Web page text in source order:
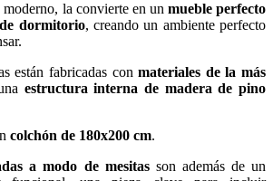
la convierte en un mueble perfecto
dormitorio, creando un ambiente perfecto
están fabricadas conmateriales de la más
estructura interna de madera de pino
colchón de 180x200 cm.
a modo de mesitasson además de un